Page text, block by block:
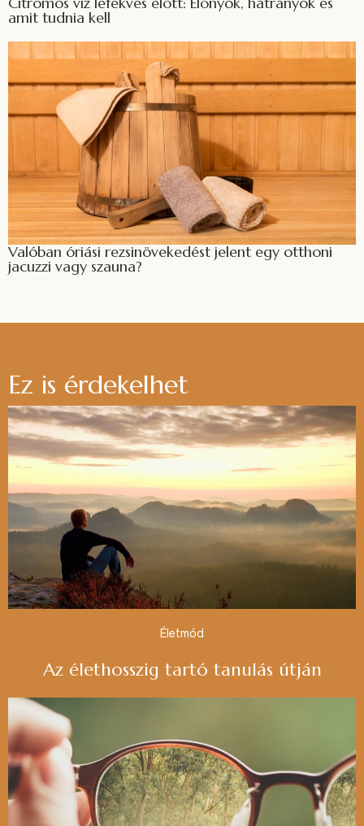
amit tudnia kell
Valóban óriási rezsinövekedést jelent egy otthoni
jacuzzi vagy szauna?
Ez is érdekelhet
Életmód
Az élethosszig tartó tanulás útján